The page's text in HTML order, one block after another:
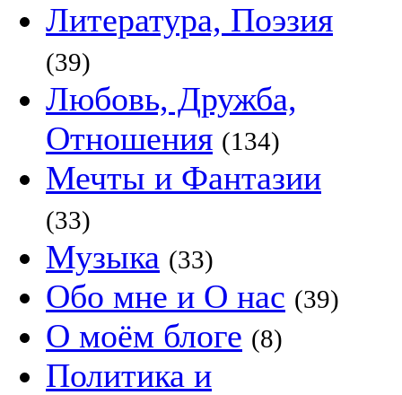
Литература, Поэзия
(39)
Любовь, Дружба,
Отношения (134)
Мечты и Фантазии
(33)
Музыка (33)
Обо мне и О нас (39)
О моём блоге (8)
Политика и